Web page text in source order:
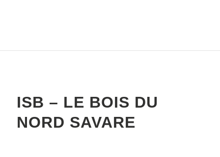
ISB – LE BOIS DU
NORD SAVARE